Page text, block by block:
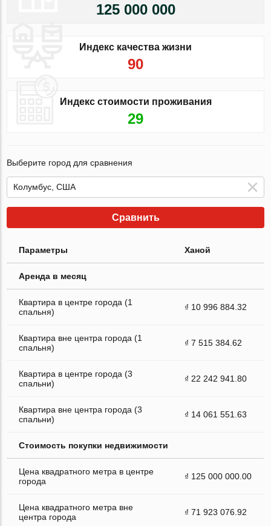
125 000 000
Индекс качества жизни
90
Индекс стоимости проживания
29
Выберите город для сравнения
Сравнить
Параметры Ханой
Аренда в месяц
Квартира в центре города (1
спальня)
₫ 10 996 884.32
Квартира вне центра города (1
спальня)
₫ 7 515 384.62
Квартира в центре города (3
спальни)
₫ 22 242 941.80
Квартира вне центра города (3
спальни)
₫ 14 061 551.63
Стоимость покупки недвижимости
Цена квадратного метра в центре
города
₫ 125 000 000.00
Цена квадратного метра вне
центра города
₫ 71 923 076.92